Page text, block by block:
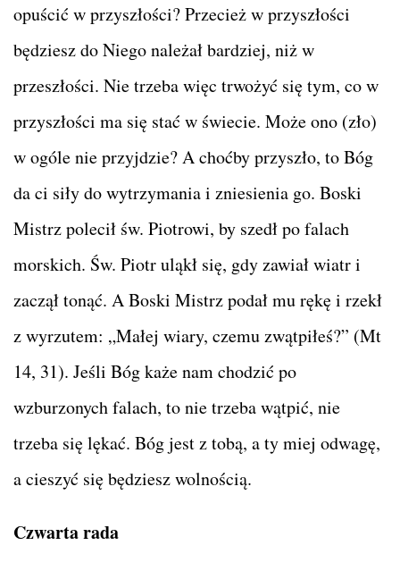
opuścić w przyszłości? Przecież w przyszłości
będziesz do Niego należał bardziej, niż w
przeszłości. Nie trzeba więc trwożyć się tym, co w
przyszłości ma się stać w świecie. Może ono (zło)
w ogóle nie przyjdzie? A choćby przyszło, to Bóg
da ci siły do wytrzymania i zniesienia go. Boski
Mistrz polecił św. Piotrowi, by szedł po falach
morskich. Św. Piotr uląkł się, gdy zawiał wiatr i
zaczął tonąć. A Boski Mistrz podał mu rękę i rzekł
z wyrzutem: „Małej wiary, czemu zwątpiłeś?” (Mt
14, 31). Jeśli Bóg każe nam chodzić po
wzburzonych falach, to nie trzeba wątpić, nie
trzeba się lękać. Bóg jest z tobą, a ty miej odwagę,
a cieszyć się będziesz wolnością.
Czwarta rada